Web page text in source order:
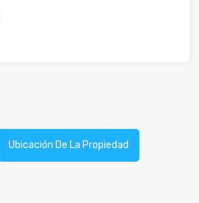
Ubicación De La Propiedad